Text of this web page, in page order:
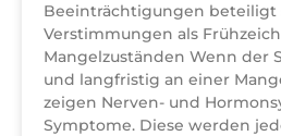
Beeinträchtigungen beteiligt
Verstimmungen als
Mangelzuständen Wenn der
und langfristig an einer
zeigen Nerven- und
Symptome. Diese werden